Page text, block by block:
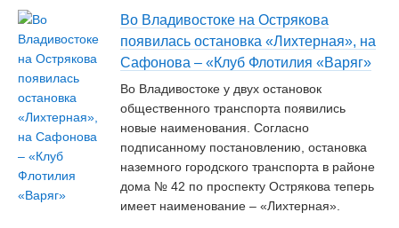
Во Владивостоке на Острякова
появилась остановка «Лихтерная», на
Сафонова – «Клуб Флотилия «Варяг»
Во Владивостоке у двух остановок
общественного транспорта появились
новые наименования. Согласно
подписанному постановлению, остановка
наземного городского транспорта в районе
дома № 42 по проспекту Острякова теперь
имеет наименование – «Лихтерная».